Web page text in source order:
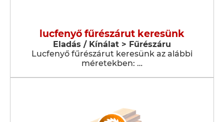
lucfenyő fűrészárut keresünk
Eladás / Kínálat > Fűrészáru
Lucfenyő fűrészárut keresünk az alábbi
méretekben: …